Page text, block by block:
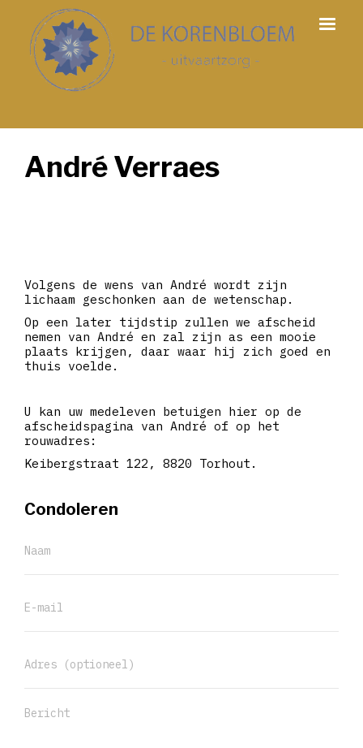
André Verraes
Volgens de wens van André wordt zijn
lichaam geschonken aan de wetenschap.
Op een later tijdstip zullen we afscheid
nemen van André en zal zijn as een mooie
plaats krijgen, daar waar hij zich goed en
thuis voelde.
U kan uw medeleven betuigen hier op de
afscheidspagina van André of op het
rouwadres:
Keibergstraat 122, 8820 Torhout.
Condoleren